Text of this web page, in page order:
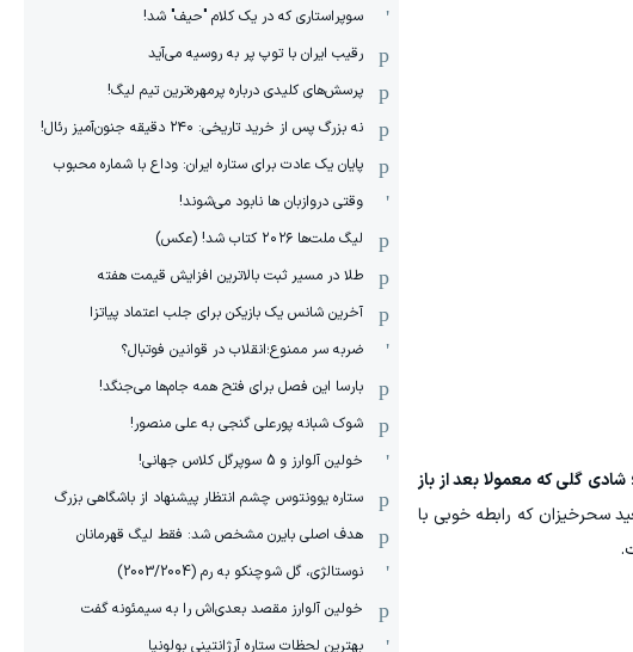
گلی که معمولا بعد از باز
سحرخیزان که رابطه خوبی با
سوپراستاری که در یک کلام "حیف" شد!
رقیب ایران با توپ پر به روسیه می‌آید
پرسش‌های کلیدی درباره پرمهره‌ترین تیم لیگ!
نه بزرگ پس از خرید تاریخی: ۲۴۰ دقیقه جنون‌آمیز رئال!
پایان یک عادت برای ستاره ایران: وداع با شماره محبوب
وقتی دروازبان ها نابود می‌شوند!
لیگ ملت‌ها ٢٠٢۶ کتاب شد! (عکس)
طلا در مسیر ثبت بالاترین افزایش قیمت هفته
آخرین شانس یک بازیکن برای جلب اعتماد پیاتزا
ضربه سر ممنوع؛انقلاب در قوانین فوتبال؟
بارسا این فصل برای فتح همه جام‌ها می‌جنگد!
شوک شبانه پورعلی گنجی به علی منصور!
خولین آلوارز و 5 سوپرگل کلاس جهانی!
ستاره یوونتوس چشم انتظار پیشنهاد از باشگاهی بزرگ
هدف اصلی بایرن مشخص شد: فقط لیگ قهرمانان
نوستالژی، گل شوچنکو به رم (2003/2004)
خولین آلوارز مقصد بعدی‌اش را به سیمئونه گفت
بهترین لحظات ستاره آرژانتینی بولونیا